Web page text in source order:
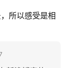
所以感受是相